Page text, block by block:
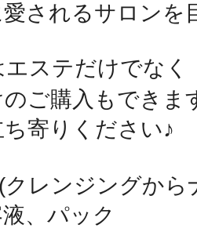
愛されるサロン
ステだけでなく
ご購入もできま
寄りください♪
レンジングから
、パック